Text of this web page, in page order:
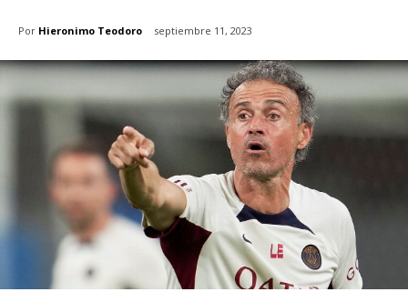
Por Hieronimo Teodoro septiembre 11, 2023